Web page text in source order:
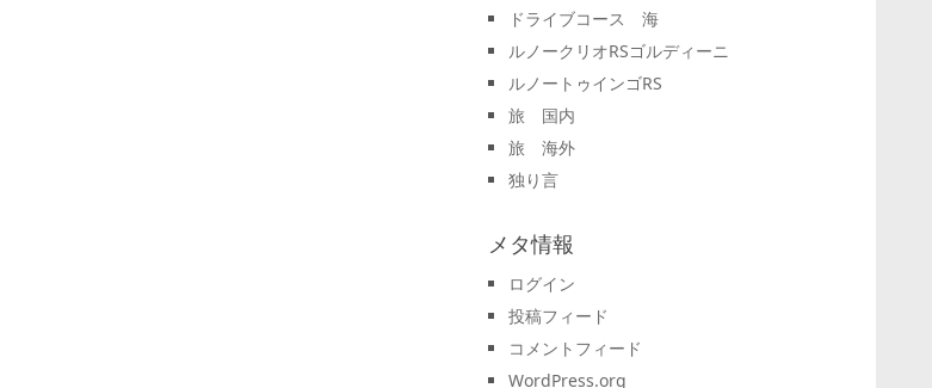
ドライブコース 海
ルノークリオRSゴルディーニ
ルノートゥインゴRS
旅 国内
旅 海外
独り言
メタ情報
ログイン
投稿フィード
コメントフィード
WordPress.org